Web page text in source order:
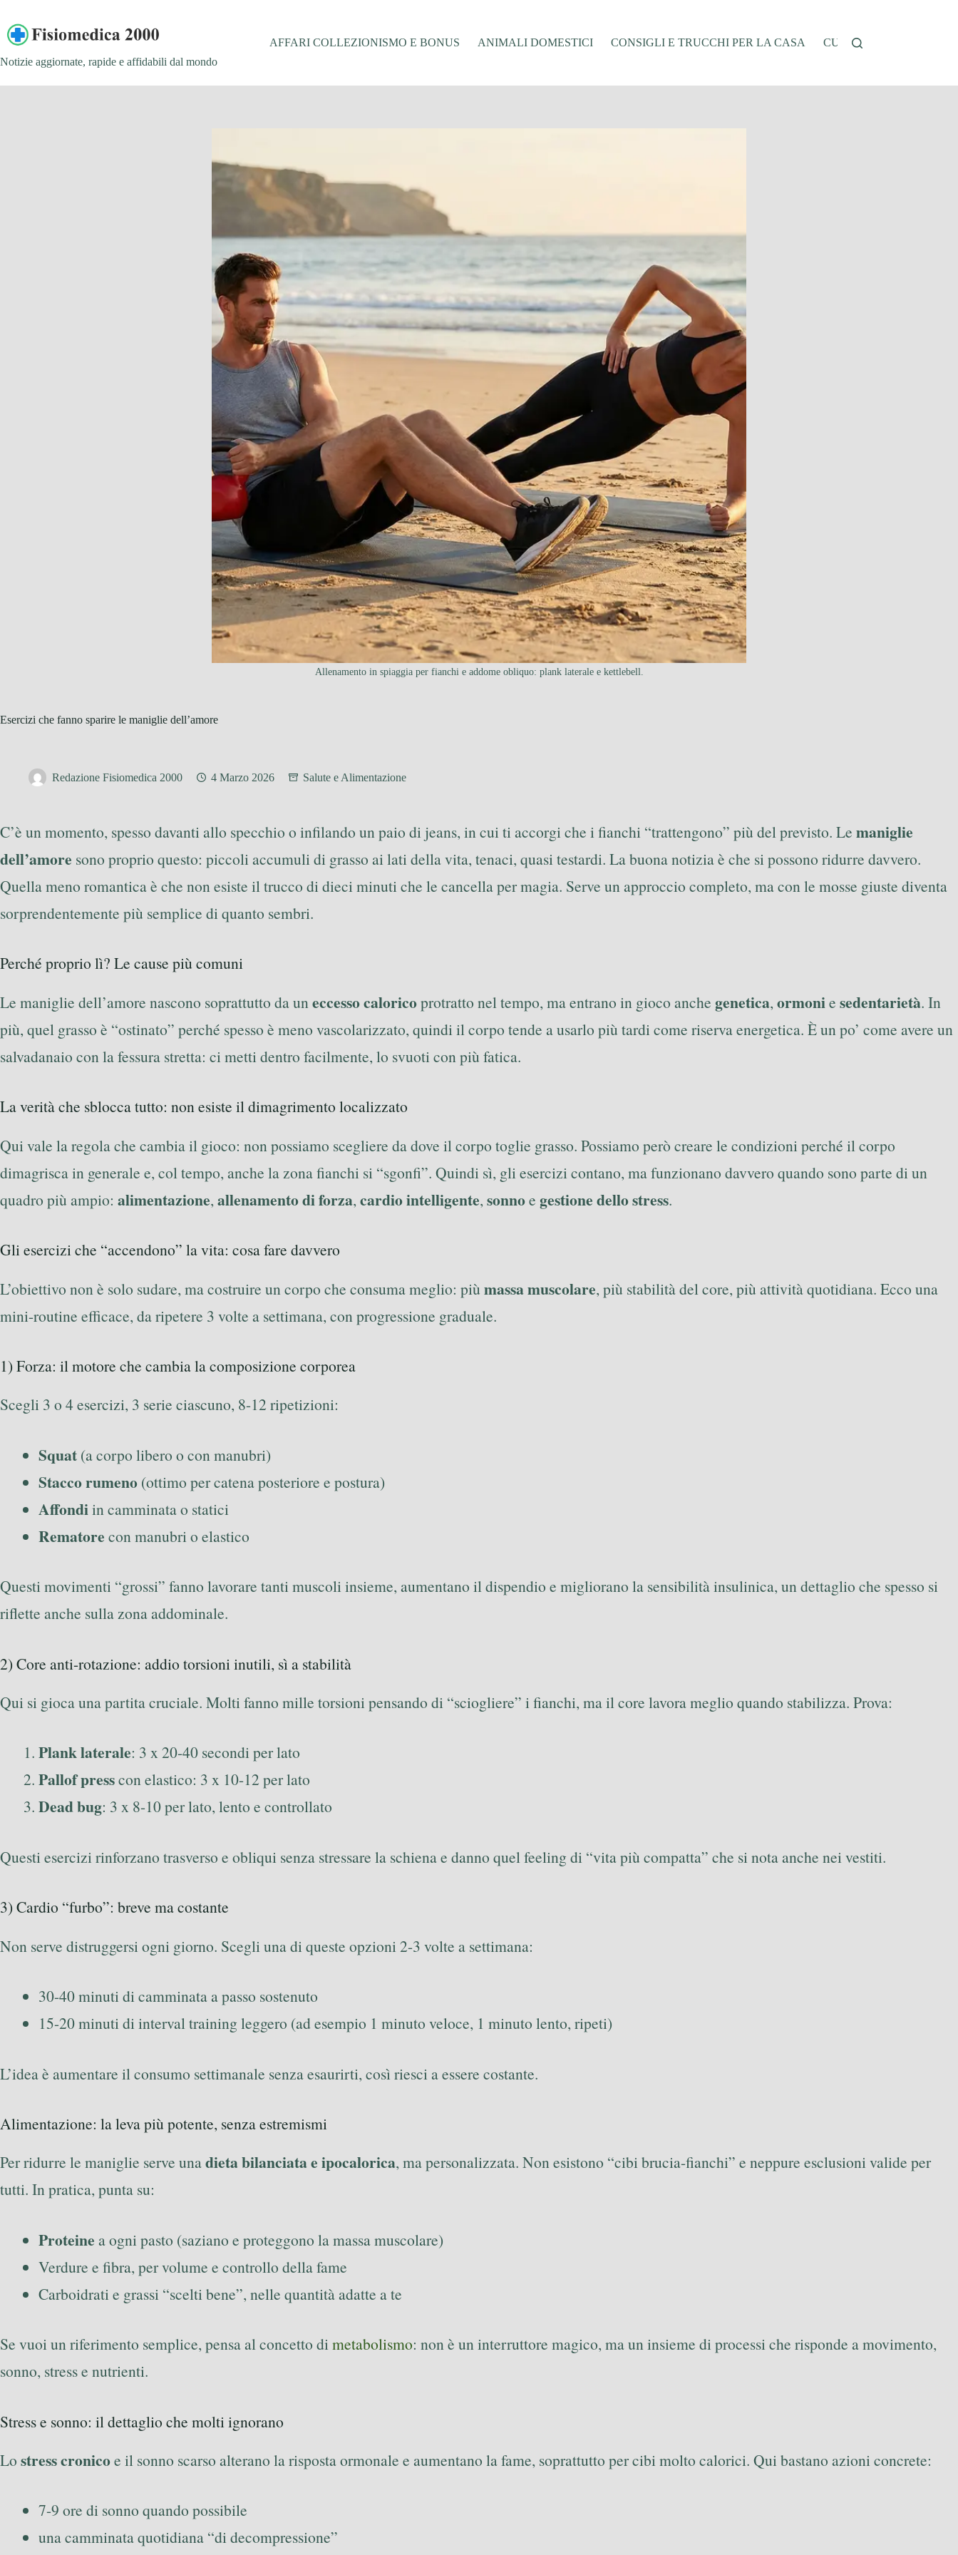
contenuto
Notizie aggiornate, rapide e affidabili dal mondo
AFFARI COLLEZIONISMO E BONUS ANIMALI DOMESTICI CONSIGLI E TRUCCHI PER LA CASA CUCINA E RICETTE
Allenamento in spiaggia per fianchi e addome obliquo: plank laterale e kettlebell.
Esercizi che fanno sparire le maniglie dell’amore
Redazione Fisiomedica 2000 4 Marzo 2026 Salute e Alimentazione
C’è un momento, spesso davanti allo specchio o infilando un paio di jeans, in cui ti accorgi che i fianchi “trattengono” più del previsto. Le maniglie
dell’amore sono proprio questo: piccoli accumuli di grasso ai lati della vita, tenaci, quasi testardi. La buona notizia è che si possono ridurre davvero.
Quella meno romantica è che non esiste il trucco di dieci minuti che le cancella per magia. Serve un approccio completo, ma con le mosse giuste diventa
sorprendentemente più semplice di quanto sembri.
Perché proprio lì? Le cause più comuni
Le maniglie dell’amore nascono soprattutto da uneccesso caloricoprotratto nel tempo, ma entrano in gioco anche genetica, ormonie sedentarietà. In
più, quel grasso è “ostinato” perché spesso è meno vascolarizzato, quindi il corpo tende a usarlo più tardi come riserva energetica. È un po’ come avere un
salvadanaio con la fessura stretta: ci metti dentro facilmente, lo svuoti con più fatica.
La verità che sblocca tutto: non esiste il dimagrimento localizzato
Qui vale la regola che cambia il gioco: non possiamo scegliere da dove il corpo toglie grasso. Possiamo però creare le condizioni perché il corpo
dimagrisca in generale e, col tempo, anche la zona fianchi si “sgonfi”. Quindi sì, gli esercizi contano, ma funzionano davvero quando sono parte di un
quadro più ampio: alimentazione, allenamento di forza, cardio intelligente, sonnoe gestione dello stress.
Gli esercizi che “accendono” la vita: cosa fare davvero
L’obiettivo non è solo sudare, ma costruire un corpo che consuma meglio: più massa muscolare, più stabilità del core, più attività quotidiana. Ecco una
mini-routine efficace, da ripetere 3 volte a settimana, con progressione graduale.
1) Forza: il motore che cambia la composizione corporea
Scegli 3 o 4 esercizi, 3 serie ciascuno, 8-12 ripetizioni:
Squat (a corpo libero o con manubri)
Stacco rumeno (ottimo per catena posteriore e postura)
Affondiin camminata o statici
Rematore con manubri o elastico
Questi movimenti “grossi” fanno lavorare tanti muscoli insieme, aumentano il dispendio e migliorano la sensibilità insulinica, un dettaglio che spesso si
riflette anche sulla zona addominale.
2) Core anti-rotazione: addio torsioni inutili, sì a stabilità
Qui si gioca una partita cruciale. Molti fanno mille torsioni pensando di “sciogliere” i fianchi, ma il core lavora meglio quando stabilizza. Prova:
Plank laterale: 3 x 20-40 secondi per lato
Pallof presscon elastico: 3 x 10-12 per lato
Dead bug: 3 x 8-10 per lato, lento e controllato
Questi esercizi rinforzano trasverso e obliqui senza stressare la schiena e danno quel feeling di “vita più compatta” che si nota anche nei vestiti.
3) Cardio “furbo”: breve ma costante
Non serve distruggersi ogni giorno. Scegli una di queste opzioni 2-3 volte a settimana:
30-40 minuti di camminata a passo sostenuto
15-20 minuti di interval training leggero (ad esempio 1 minuto veloce, 1 minuto lento, ripeti)
L’idea è aumentare il consumo settimanale senza esaurirti, così riesci a essere costante.
Alimentazione: la leva più potente, senza estremismi
Per ridurre le maniglie serve unadieta bilanciata e ipocalorica, ma personalizzata. Non esistono “cibi brucia-fianchi” e neppure esclusioni valide per
tutti. In pratica, punta su:
Proteine a ogni pasto (saziano e proteggono la massa muscolare)
Verdure e fibra, per volume e controllo della fame
Carboidrati e grassi “scelti bene”, nelle quantità adatte a te
Se vuoi un riferimento semplice, pensa al concetto dimetabolismo: non è un interruttore magico, ma un insieme di processi che risponde a movimento,
sonno, stress e nutrienti.
Stress e sonno: il dettaglio che molti ignorano
Lo stress cronicoe il sonno scarso alterano la risposta ormonale e aumentano la fame, soprattutto per cibi molto calorici. Qui bastano azioni concrete:
7-9 ore di sonno quando possibile
una camminata quotidiana “di decompressione”